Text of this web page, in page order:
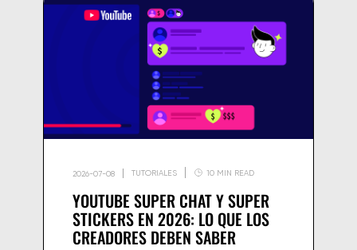
Inicio, Sugeridos y búsqueda, y crecer más
rápido.
2026-07-08 TUTORIALES 10 MIN READ
YOUTUBE SUPER CHAT Y SUPER
STICKERS EN 2026: LO QUE LOS
CREADORES DEBEN SABER